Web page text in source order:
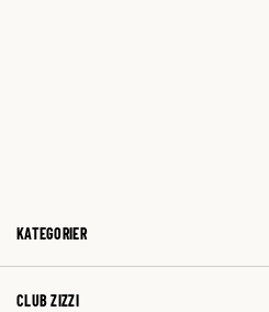
KATEGORIER
CLUB ZIZZI